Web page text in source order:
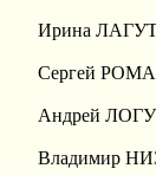
Ирина
Сергей
Андрей
Владимир